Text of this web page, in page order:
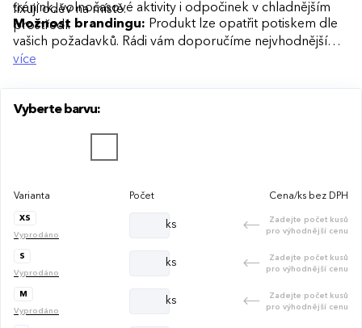
fixují oděv na místě.
trénink, volnočasové aktivity i odpočinek v chladnějším
prostředí.
Možnost brandingu: Produkt lze opatřit potiskem dle
vašich požadavků. Rádi vám doporučíme nejvhodnější
technologii potisku s ohledem na design i váš rozpočet.
více
Vyberte barvu:
Varianta Počet Cena/ks bez DPH
XS
Vyprodáno
ks
Zadejte počet kusů
pro výhodnější cenu
S
Vyprodáno
ks
Zadejte počet kusů
pro výhodnější cenu
M
Vyprodáno
ks
Zadejte počet kusů
pro výhodnější cenu